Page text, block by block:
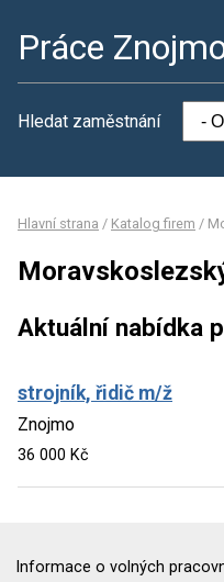
Práce
Hledat zaměstnání
Hlavní strana / Katalog firem /
Aktuální nabídka
strojník, řidič m/ž
Znojmo
36 000 Kč
Informace o volných